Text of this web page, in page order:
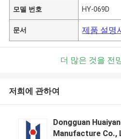
모델 번호 HY-069D
문서 제품 설명
더 많은 것을 전
저희에 관하여
Dongguan
Manufacture Co.,